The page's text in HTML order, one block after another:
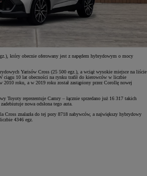
który obecnie oferowany jest z napędem hybrydowym o mocy
Yarisów Cross (25 500 egz.), a wciąż wysokie miejsce na liście
10 lat obecności na rynku trafił do kierowców w liczbie
2010 roku, a w 2019 roku został zastąpiony przez Corollę nowej
Toyoty reprezentuje Camry – łącznie sprzedano już 16 317 takich
nowa odsłona tego auta.
Cross znalazła do tej pory 8718 nabywców, a największy hybrydowy
4346 egz.